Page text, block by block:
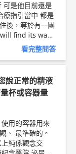
可是他目前還是
療指引當中 都是
will find its way
的營養需求 所
林友翔 醫師簡介 ►
http://bit.l
bit.ly/2AJbO
看完整問答
說正常的精液
杯或容器量
用的容器用來
、 最準確的。